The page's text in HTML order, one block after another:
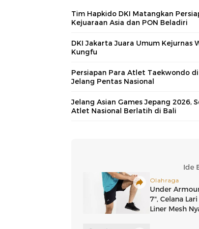
Tim Hapkido DKI Matangkan
Kejuaraan Asia dan PON Beladiri
DKI Jakarta Juara Umum Kejurnas
Kungfu
Persiapan Para Atlet Taekwondo
Jelang Pentas Nasional
Jelang Asian Games Jepang 2026,
Atlet Nasional Berlatih di Bali